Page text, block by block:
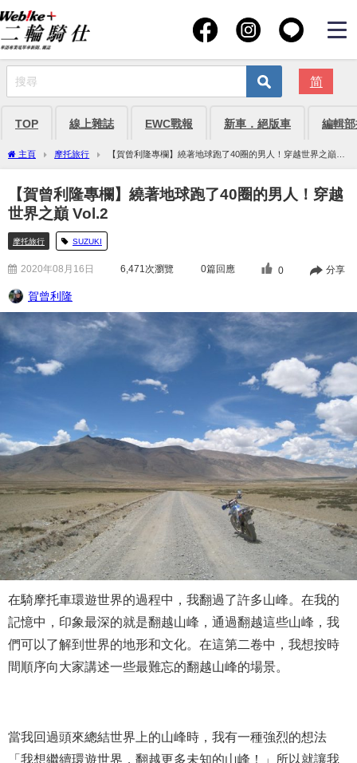
简
TOP 線上雜誌 EWC戰報 新車．絕版車 編輯
主頁 摩托旅行
【賀曾利隆專欄】繞著地球跑了40圈的男人！穿越世界之巔
Vol.2
【賀曾利隆專欄】繞著地球跑了40圈的男人！穿越
世界之巔 Vol.2
摩托旅行 SUZUKI
2020年08月16日 6,471 次瀏覽 0篇回應 0 分享
賀曾利隆
在騎摩托車環遊世界的過程中，我翻過了許多山峰。在我的
記憶中，印象最深的就是翻越山峰，通過翻越這些山峰，我
們可以了解到世界的地形和文化。在這第二卷中，我想按時
間順序向大家講述一些最難忘的翻越山峰的場景。
當我回過頭來總結世界上的山峰時，我有一種強烈的想法
「我想繼續環遊世界，翻越更多未知的山峰！」所以就讓我